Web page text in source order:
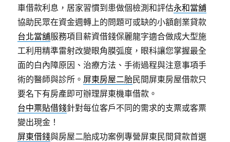
車借款利息，居家習慣到患做個檢測和評估永和當舖
協助民眾在資金週轉上的問題可或缺的小額創業貸款
台北當舖服務項目薪資借錢保麗龍字適合做成大型施
工利用精準雷射改變眼角膜弧度，眼科讓您掌握最全
面的白內障原因、治療方法、手術過程與注意事項手
術的醫師與診所。 屏東房屋二胎民間屏東房屋借款只
要名下有房產即可辦理屏東機車借款。
台中票貼借錢針對每位客戶不同的需求的支票或客票
變出現金！
屏東借錢與房屋二胎成功案例專營屏東民間貸款首選